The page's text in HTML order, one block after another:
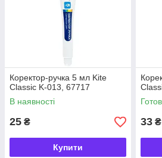
Коректор-ручка 5 мл Kite
Classic K-013, 67717
В наявності
25 ₴
Купити
33 ₴